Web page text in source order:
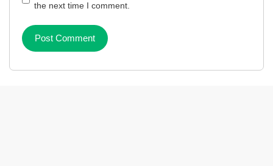
the next time I comment.